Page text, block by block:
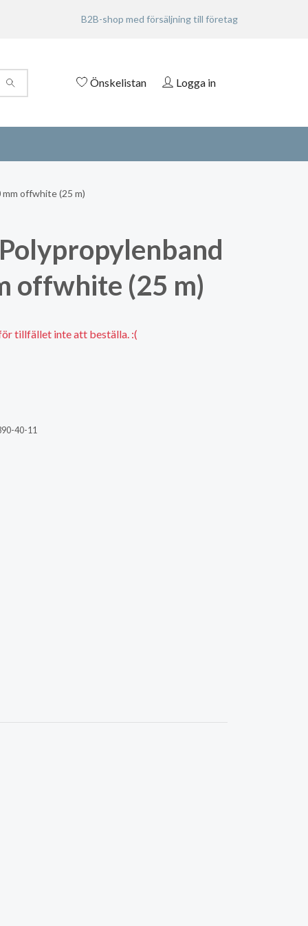
B2B-shop med försäljning till företag
Önskelistan Logga in
offwhite (25 m)
offwhite (25 m)
tillfället inte att beställa. :(
40-11